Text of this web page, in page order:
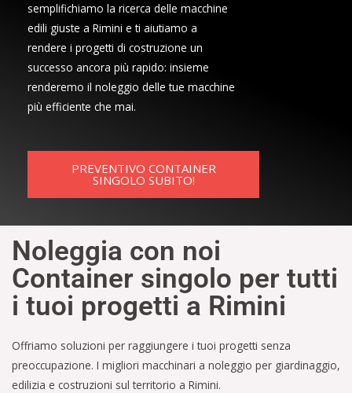
semplifichiamo la ricerca delle macchine
edili giuste a Rimini e ti aiutiamo a
rendere i progetti di costruzione un
successo ancora più rapido: insieme
renderemo il noleggio delle tue macchine
più efficiente che mai.
PREVENTIVO CONTAINER
SINGOLO SUBITO!
Noleggia con noi
Container singolo per tutti
i tuoi progetti a Rimini
Offriamo soluzioni per raggiungere i tuoi progetti senza
preoccupazione. I migliori macchinari a noleggio per giardinaggio,
edilizia e costruzioni sul territorio a Rimini.